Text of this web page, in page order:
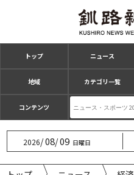
トップ ニュース
地域 カテゴリ一覧
コンテンツ
2026/08/09 日曜日